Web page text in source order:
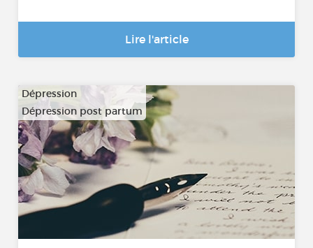
Lire l'article
Dépression
Dépression post partum